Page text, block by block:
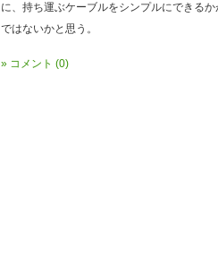
に、持ち運ぶケーブルをシンプルにできる
ではないかと思う。
» コメント (0)